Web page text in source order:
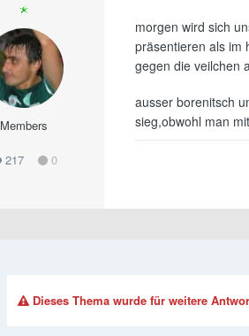
Members
217 0
morgen wird sich
präsentieren als im
gegen die veilchen
ausser borenitsch
sieg,obwohl man
Dieses Thema wurde für weitere